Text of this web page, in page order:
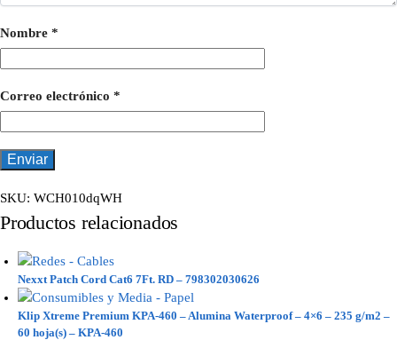
Nombre *
Correo electrónico *
SKU: WCH010dqWH
Productos relacionados
Nexxt Patch Cord Cat6 7Ft. RD – 798302030626
Klip Xtreme Premium KPA-460 – Alumina Waterproof – 4×6 – 235 g/m2 –
60 hoja(s) – KPA-460